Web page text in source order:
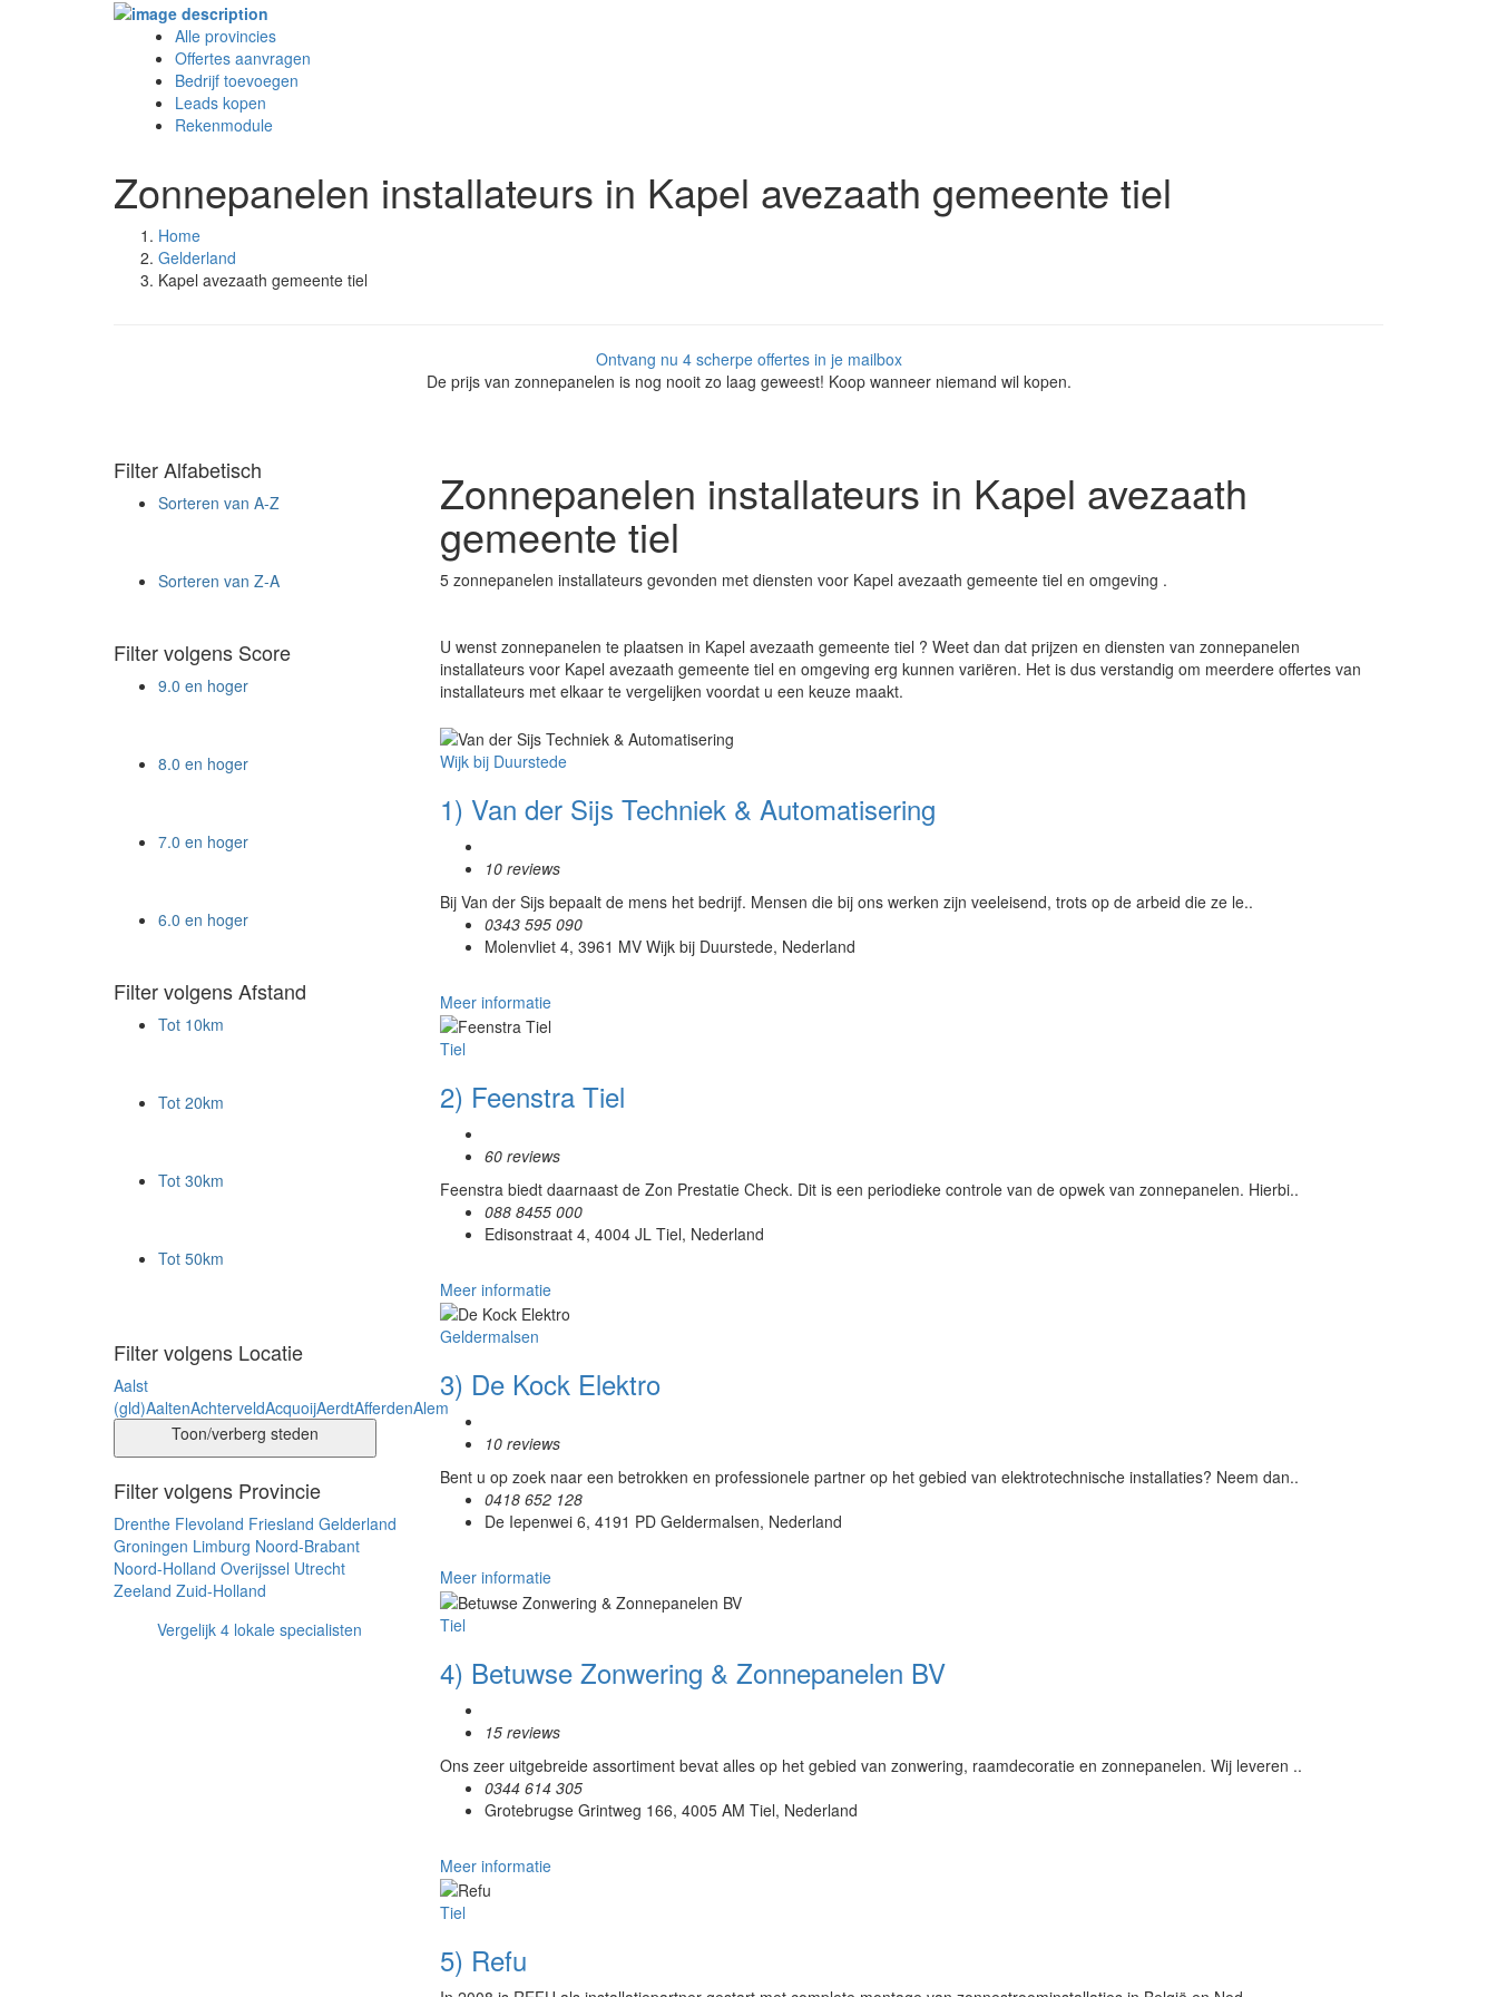
Alle provincies
Offertes aanvragen
Bedrijf toevoegen
Leads kopen
Rekenmodule
Zonnepanelen installateurs in Kapel avezaath gemeente tiel
Home
Gelderland
Kapel avezaath gemeente tiel
Ontvang nu 4 scherpe offertes in je mailbox
De prijs van zonnepanelen is nog nooit zo laag geweest! Koop wanneer niemand wil kopen.
Zonnepanelen installateurs in Kapel avezaath
gemeente tiel
5 zonnepanelen installateurs gevonden met diensten voor Kapel avezaath gemeente tiel en omgeving .
U wenst zonnepanelen te plaatsen in Kapel avezaath gemeente tiel ? Weet dan dat prijzen en diensten van zonnepanelen
installateurs voor Kapel avezaath gemeente tiel en omgeving erg kunnen variëren. Het is dus verstandig om meerdere offertes van
installateurs met elkaar te vergelijken voordat u een keuze maakt.
Wijk bij Duurstede
1) Van der Sijs Techniek & Automatisering
10 reviews
Bij Van der Sijs bepaalt de mens het bedrijf. Mensen die bij ons werken zijn veeleisend, trots op de arbeid die ze le..
0343 595 090
Molenvliet 4, 3961 MV Wijk bij Duurstede, Nederland
Meer informatie
Tiel
2) Feenstra Tiel
60 reviews
Feenstra biedt daarnaast de Zon Prestatie Check. Dit is een periodieke controle van de opwek van zonnepanelen. Hierbi..
088 8455 000
Edisonstraat 4, 4004 JL Tiel, Nederland
Meer informatie
Geldermalsen
3) De Kock Elektro
10 reviews
Bent u op zoek naar een betrokken en professionele partner op het gebied van elektrotechnische installaties? Neem dan..
0418 652 128
De Iepenwei 6, 4191 PD Geldermalsen, Nederland
Meer informatie
Tiel
4) Betuwse Zonwering & Zonnepanelen BV
15 reviews
Ons zeer uitgebreide assortiment bevat alles op het gebied van zonwering, raamdecoratie en zonnepanelen. Wij leveren ..
0344 614 305
Grotebrugse Grintweg 166, 4005 AM Tiel, Nederland
Meer informatie
Tiel
5) Refu
Filter Alfabetisch
Sorteren van A-Z
Sorteren van Z-A
Filter volgens Score
9.0 en hoger
8.0 en hoger
7.0 en hoger
6.0 en hoger
Filter volgens Afstand
Tot 10km
Tot 20km
Tot 30km
Tot 50km
Filter volgens Locatie
Aalst
(gld)AaltenAchterveldAcquoijAerdtAfferdenAlem
Toon/verberg steden
Filter volgens Provincie
Drenthe Flevoland Friesland Gelderland
Groningen Limburg Noord-Brabant
Noord-Holland Overijssel Utrecht
Zeeland Zuid-Holland
Vergelijk 4 lokale specialisten